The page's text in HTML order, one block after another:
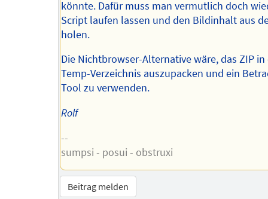
könnte. Dafür muss man vermutlich doch
Script laufen lassen und den Bildinhalt aus
holen.
Die Nichtbrowser-Alternative wäre, das ZIP in
Temp-Verzeichnis auszupacken und ein
Tool zu verwenden.
Rolf
--
sumpsi - posui - obstruxi
Beitrag melden